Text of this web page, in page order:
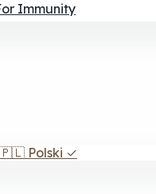
Immunity
🇵🇱 Polski ✓